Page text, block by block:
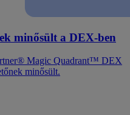
minősült a DEX-ben
Magic Quadrant™ DEX
minősült.